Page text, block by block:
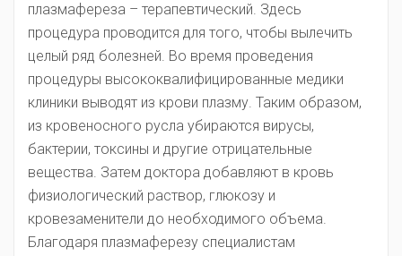
плазмафереза – терапевтический. Здесь
процедура проводится для того, чтобы вылечить
целый ряд болезней. Во время проведения
процедуры высококвалифицированные медики
клиники выводят из крови плазму. Таким образом,
из кровеносного русла убираются вирусы,
бактерии, токсины и другие отрицательные
вещества. Затем доктора добавляют в кровь
физиологический раствор, глюкозу и
кровезаменители до необходимого объема.
Благодаря плазмаферезу специалистам